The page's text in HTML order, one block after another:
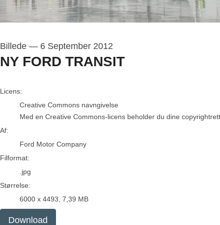
Billede — 6 September 2012
NY FORD TRANSIT
Ford Motor Company
Licens:
Creative Commons navngivelse
Med en Creative Commons-licens beholder du dine
Af:
Ford Motor Company
Filformat:
.jpg
Størrelse:
6000 x 4493, 7,39 MB
Download